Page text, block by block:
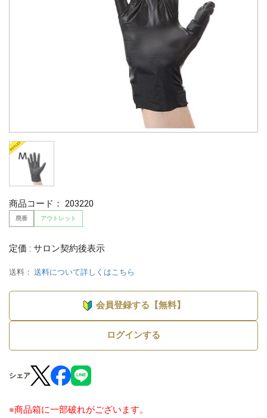
商品コード： 203220
廃番 アウトレット
定価 : サロン契約後表示
送料： 送料について詳しくはこちら
会員登録する【無料】
ログインする
シェア
※商品箱に一部破れがございます。